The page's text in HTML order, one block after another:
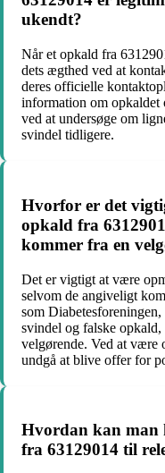
ukendt?
Når et opkald fra
dets ægthed ved at
deres officielle
information om opkaldet
ved at undersøge om
svindel tidligere.
Hvorfor er det
opkald fra
kommer fra en
Det er vigtigt at være
selvom de angiveligt
som
svindel og falske
velgørende. Ved at være
undgå at blive offer for
Hvordan kan man
fra 63129014 til